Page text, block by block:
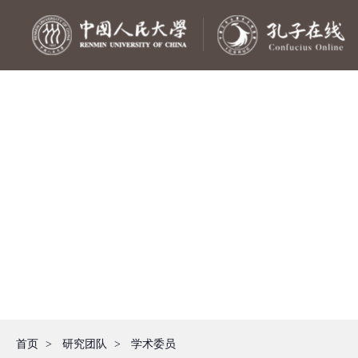
首页 > 研究团队 > 学术委员